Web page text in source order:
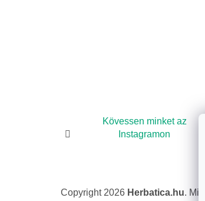
Kövessen minket az
Instagramon
Copyright 2026 Herbatica.hu.